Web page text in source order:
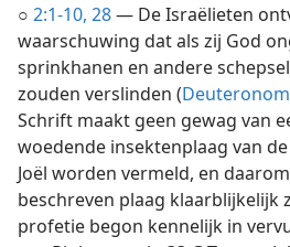
○ 2:1-10, 28— De Israëlieten
waarschuwing dat als zij God
sprinkhanen en andere
zouden verslinden (
Schrift maakt geen gewag van
woedende insektenplaag van
Joël worden vermeld, en
beschreven plaag klaarblijkelijk
profetie begon kennelijk in